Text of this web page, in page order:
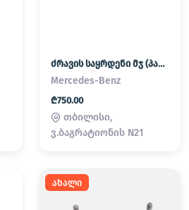
ძრავის საყრდენი მჯ (პადმატორნი)
Mercedes-Benz
₾750.00
თბილისი,
ვ.ბაგრატიონის N21
ახალი